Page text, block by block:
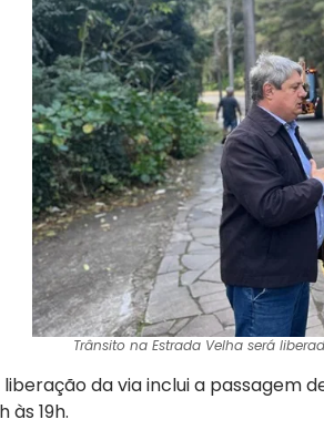
Trânsito na Estrada Velha será
liberação da via inclui a passagem
às 19h.